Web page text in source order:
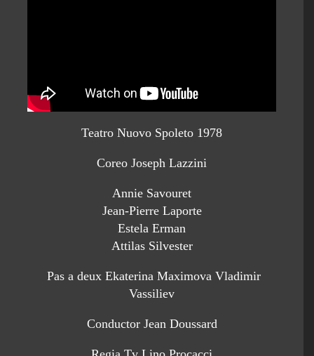
Teatro Nuovo Spoleto 1978
Coreo Joseph Lazzini
Annie Savouret
Jean-Pierre Laporte
Estela Erman
Attilas Silvester
Pas a deux Ekaterina Maximova Vladimir
Vassiliev
Conductor Jean Doussard